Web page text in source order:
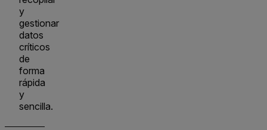
y
gestionar
datos
críticos
de
forma
rápida
y
sencilla.